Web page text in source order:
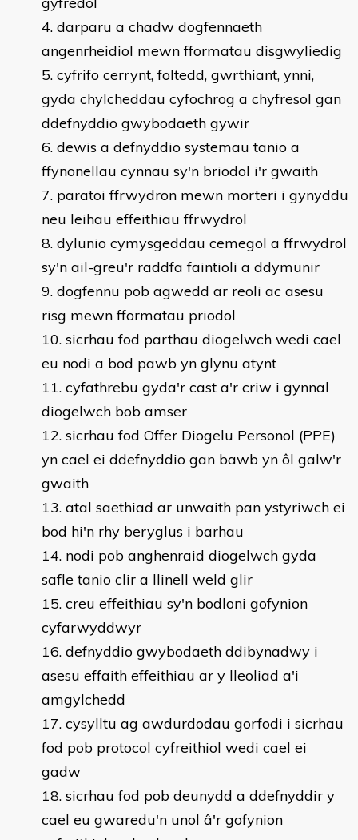
darparu a chadw dogfennaeth
angenrheidiol mewn fformatau disgwyliedig
cyfrifo cerrynt, foltedd, gwrthiant, ynni,
gyda chylcheddau cyfochrog a chyfresol gan
ddefnyddio gwybodaeth gywir
dewis a defnyddio systemau tanio a
ffynonellau cynnau sy'n briodol i'r gwaith
paratoi ffrwydron mewn morteri i gynyddu
neu leihau effeithiau ffrwydrol
dylunio cymysgeddau cemegol a ffrwydrol
sy'n ail-greu'r raddfa faintioli a ddymunir
dogfennu pob agwedd ar reoli ac asesu
risg mewn fformatau priodol
sicrhau fod parthau diogelwch wedi cael
eu nodi a bod pawb yn glynu atynt
cyfathrebu gyda'r cast a'r criw i gynnal
diogelwch bob amser
sicrhau fod Offer Diogelu Personol (PPE)
yn cael ei ddefnyddio gan bawb yn ôl galw'r
gwaith
atal saethiad ar unwaith pan ystyriwch ei
bod hi'n rhy beryglus i barhau
nodi pob anghenraid diogelwch gyda
safle tanio clir a llinell weld glir
creu effeithiau sy'n bodloni gofynion
cyfarwyddwyr
defnyddio gwybodaeth ddibynadwy i
asesu effaith effeithiau ar y lleoliad a'i
amgylchedd
cysylltu ag awdurdodau gorfodi i sicrhau
fod pob protocol cyfreithiol wedi cael ei
gadw
sicrhau fod pob deunydd a ddefnyddir y
cael eu gwaredu'n unol â'r gofynion